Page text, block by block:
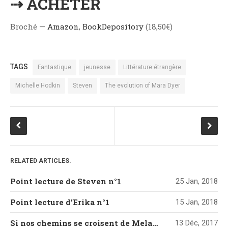
Broché — Amazon, BookDepository (18,50€)
TAGS Fantastique jeunesse Littérature étrangère
Michelle Hodkin Steven The evolution of Mara Dyer
RELATED ARTICLES.
Point lecture de Steven n°1 25 Jan, 2018
Point lecture d’Erika n°1 15 Jan, 2018
Si nos chemins se croisent de Melanie Harlow 13 Déc, 2017